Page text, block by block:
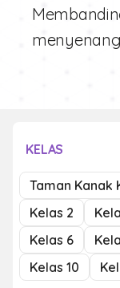
KELAS
Taman Kanak
Kelas 2
Kelas 6
Kelas 10